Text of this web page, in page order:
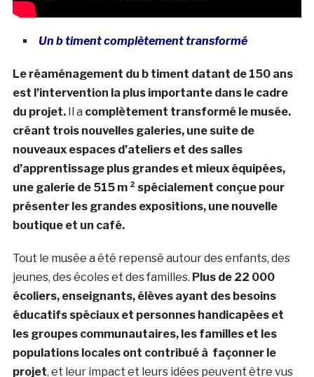
Un b timent complètement transformé
Le réaménagement du b timent datant de 150 ans
est l’intervention la plus importante dans le cadre
du projet.Il a complètement transformé le musée.
créant trois nouvelles galeries, une suite de
nouveaux espaces d’ateliers et des salles
d’apprentissage plus grandes et mieux équipées,
une galerie de 515 m ² spécialement conçue pour
présenter les grandes expositions, une nouvelle
boutique et un café.
Tout le musée a été repensé autour des enfants, des
jeunes, des écoles et des familles. Plus de 22 000
écoliers, enseignants, élèves ayant des besoins
éducatifs spéciaux et personnes handicapées et
les groupes communautaires, les familles et les
populations locales ont contribué à façonner le
projet, et leur impact et leurs idées peuvent être vus